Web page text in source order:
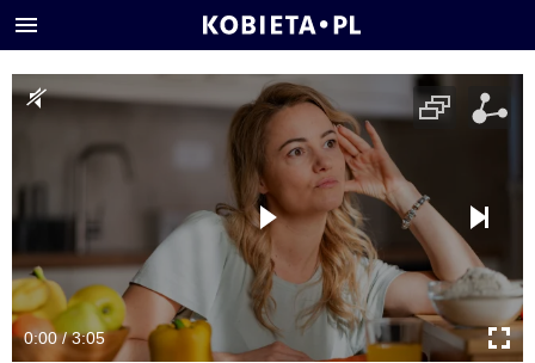
0:00 / 3:05